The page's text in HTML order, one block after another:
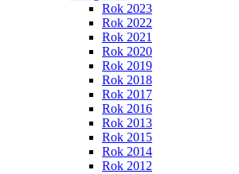
Rok 2023
Rok 2022
Rok 2021
Rok 2020
Rok 2019
Rok 2018
Rok 2017
Rok 2016
Rok 2013
Rok 2015
Rok 2014
Rok 2012